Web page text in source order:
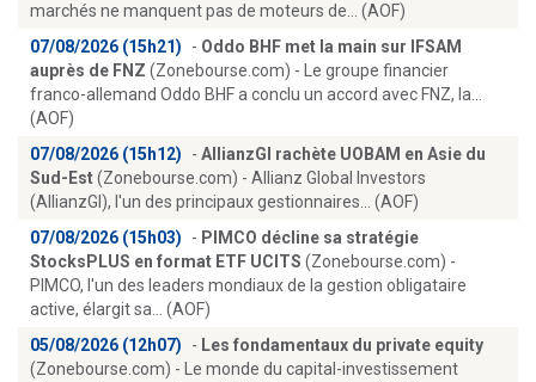
marchés ne manquent pas de moteurs de... (AOF)
07/08/2026 (15h21)
- Oddo BHF met la main sur IFSAM
auprès de FNZ (Zonebourse.com) - Le groupe financier
franco-allemand Oddo BHF a conclu un accord avec FNZ, la...
(AOF)
07/08/2026 (15h12)
- AllianzGI rachète UOBAM en Asie du
Sud-Est(Zonebourse.com) - Allianz Global Investors
(AllianzGI), l'un des principaux gestionnaires... (AOF)
07/08/2026 (15h03)
- PIMCO décline sa stratégie
StocksPLUS en format ETF UCITS (Zonebourse.com) -
PIMCO, l'un des leaders mondiaux de la gestion obligataire
active, élargit sa... (AOF)
05/08/2026 (12h07)
- Les fondamentaux du private equity
(Zonebourse.com) - Le monde du capital-investissement